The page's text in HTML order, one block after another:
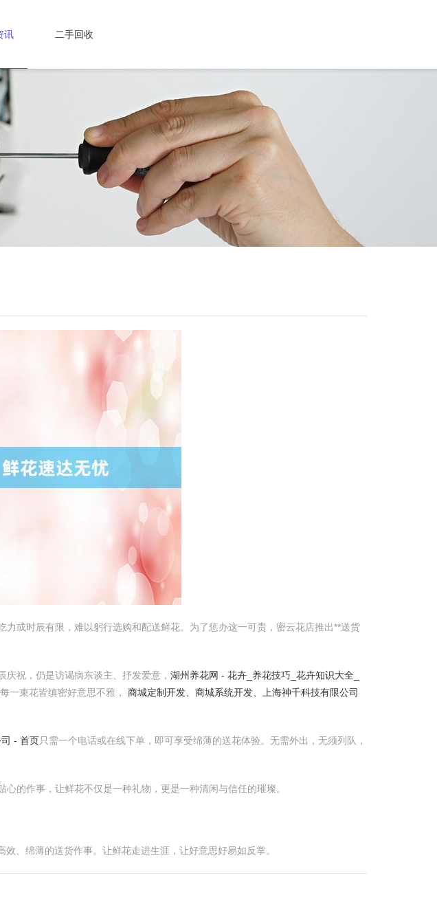
讯 二手回收
或时辰有限，难以躬行选购和配送鲜花。为了惩办这一可贵，密云花店推出**送货
祝，仍是访谒病东谈主、抒发爱意， 湖州养花网 - 花卉_养花技巧_花卉知识大全_
一束花皆缜密好意思不雅， 商城定制开发、商城系统开发、上海神千科技有限公司
- 首页只需一个电话或在线下单，即可享受绵薄的送花体验。无需外出，无须列队，
的作事，让鲜花不仅是一种礼物，更是一种清闲与信任的璀璨。
、绵薄的送货作事。让鲜花走进生涯，让好意思好易如反掌。